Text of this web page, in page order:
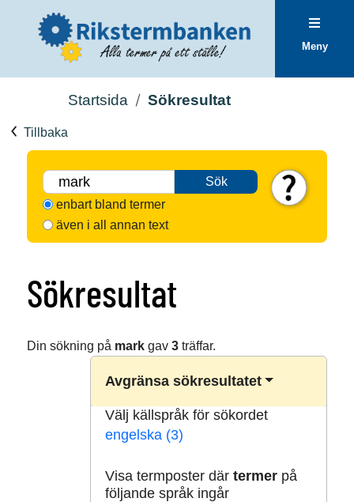
Meny
Startsida Sökresultat
Tillbaka
Sök
enbart bland termer
även i all annan text
Sökresultat
Din sökning på markgav 3träffar.
Avgränsa sökresultatet
Välj källspråk för sökordet
engelska (3)
Visa termposter där termerpå
följande språk ingår